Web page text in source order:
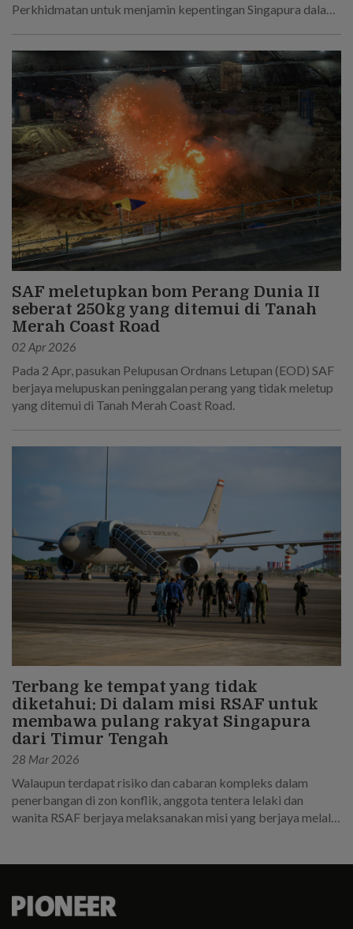
Perkhidmatan untuk menjamin kepentingan Singapura dalam
SAF meletupkan bom Perang Dunia II
seberat 250kg yang ditemui di Tanah
Merah Coast Road
02 Apr 2026
Pada 2 Apr, pasukan Pelupusan Ordnans Letupan (EOD) SAF
berjaya melupuskan peninggalan perang yang tidak meletup
yang ditemui di Tanah Merah Coast Road.
Terbang ke tempat yang tidak
diketahui: Di dalam misi RSAF untuk
membawa pulang rakyat Singapura
dari Timur Tengah
28 Mar 2026
Walaupun terdapat risiko dan cabaran kompleks dalam
penerbangan di zon konflik, anggota tentera lelaki dan
wanita RSAF berjaya melaksanakan misi yang berjaya melalui